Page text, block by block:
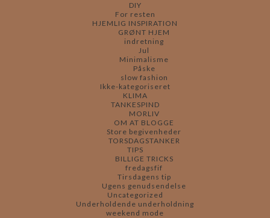
DIY
For resten
HJEMLIG INSPIRATION
GRØNT HJEM
indretning
Jul
Minimalisme
Påske
slow fashion
Ikke-kategoriseret
KLIMA
TANKESPIND
MORLIV
OM AT BLOGGE
Store begivenheder
TORSDAGSTANKER
TIPS
BILLIGE TRICKS
fredagsfif
Tirsdagens tip
Ugens genudsendelse
Uncategorized
Underholdende underholdning
weekend mode